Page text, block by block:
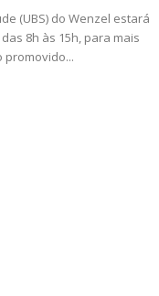
(UBS) do Wenzel estará
8h às 15h, para mais
promovido...